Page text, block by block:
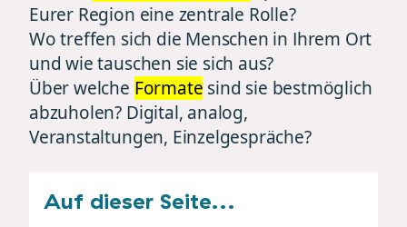
Eurer Region eine zentrale Rolle?
Wo treffen sich die Menschen in Ihrem Ort
und wie tauschen sie sich aus?
Über welche Formate sind sie bestmöglich
abzuholen? Digital, analog,
Veranstaltungen, Einzelgespräche?
Auf dieser Seite...